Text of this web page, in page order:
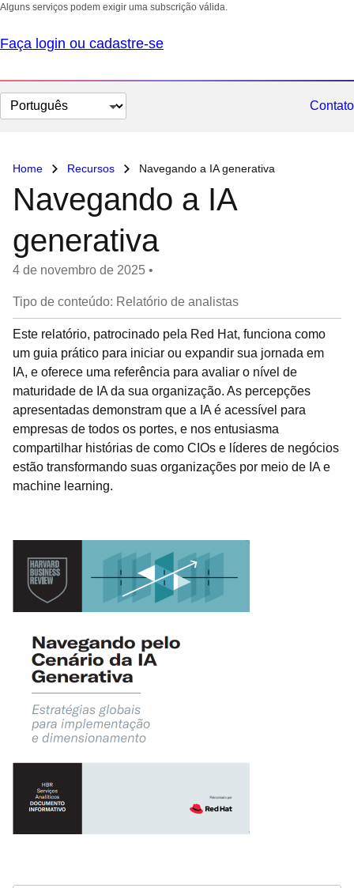
Alguns serviços podem exigir uma subscrição válida.
Faça login ou cadastre-se
Selecionar
idioma
Contato
Home Recursos Navegando a IA generativa
Navegando a IA
generativa
4 de novembro de 2025 •
Tipo de conteúdo: Relatório de analistas
Este relatório, patrocinado pela Red Hat, funciona como
um guia prático para iniciar ou expandir sua jornada em
IA, e oferece uma referência para avaliar o nível de
maturidade de IA da sua organização. As percepções
apresentadas demonstram que a IA é acessível para
empresas de todos os portes, e nos entusiasma
compartilhar histórias de como CIOs e líderes de negócios
estão transformando suas organizações por meio de IA e
machine learning.